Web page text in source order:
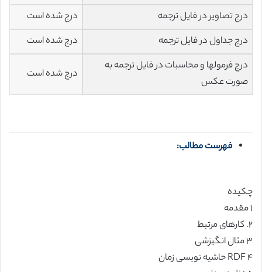
درج تصاویر در فایل ترجمه
درج شده است
درج جداول در فایل ترجمه
درج شده است
درج فرمولها و محاسبات در فایل ترجمه به
صورت عکس
درج شده است
فهرست مطالب:
چکیده
۱ مقدمه
۲. کارهای مرتبط
۳ مثال انگیزشی
۴ RDF حاشیه نویسی زمان